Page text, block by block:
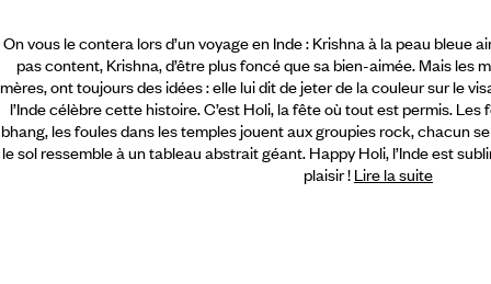
On vous le contera lors d’un voyage en Inde : Krishna à la peau bleue
pas content, Krishna, d’être plus foncé que sa bien-aimée. Mais les
mères, ont toujours des idées : elle lui dit de jeter de la couleur sur le
l’Inde célèbre cette histoire. C’est Holi, la fête où tout est permis.
bhang, les foules dans les temples jouent aux groupies rock, chacun
le sol ressemble à un tableau abstrait géant. Happy Holi, l’Inde est
plaisir ! Lire la suite